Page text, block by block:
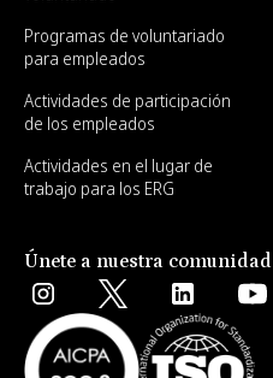
Programas de voluntariado
para empleados
Actividades de participación
de los empleados
Actividades en el lugar de
trabajo para los ERG
Únete a nuestra comunidad